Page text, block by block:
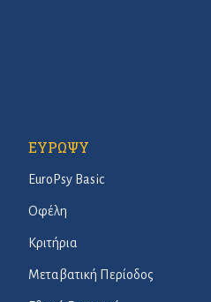
ΕΥΡΩΨΥ
EuroPsy Basic
Οφέλη
Κριτήρια
Μεταβατική Περίοδος